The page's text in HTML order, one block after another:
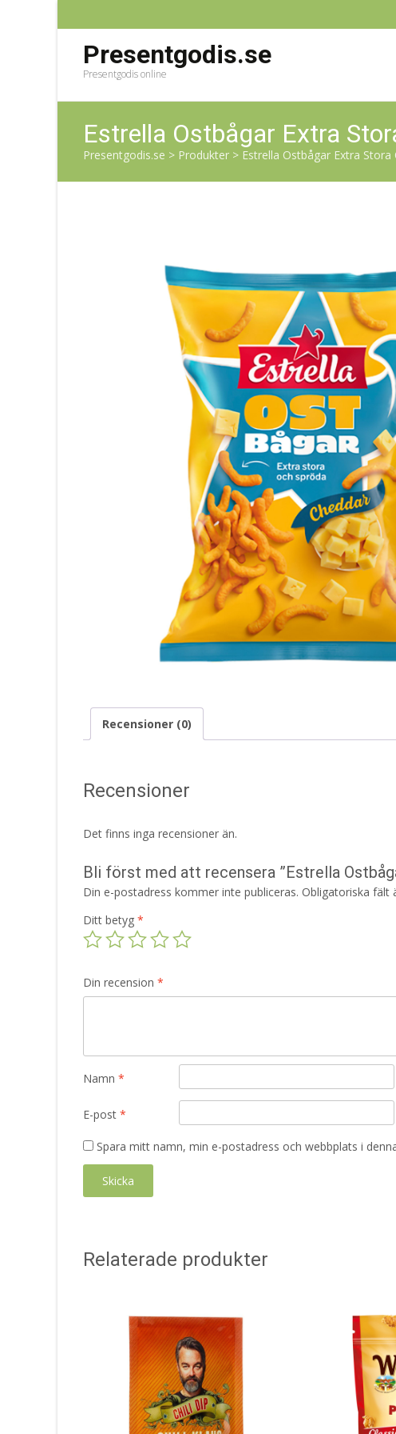
Presentgodis.se
Presentgodis online
Estrella Ostbågar Extra
Presentgodis.se > Produkter > Estrella Ostbågar Extra Stora
Recensioner (0)
Recensioner
Det finns inga recensioner än.
Bli först med att recensera ”Estrella
Din e-postadress kommer inte publiceras. Obligatoriska fält
Ditt betyg *
Din recension *
Namn *
E-post *
Spara mitt namn, min e-postadress och webbplats i
Relaterade produkter